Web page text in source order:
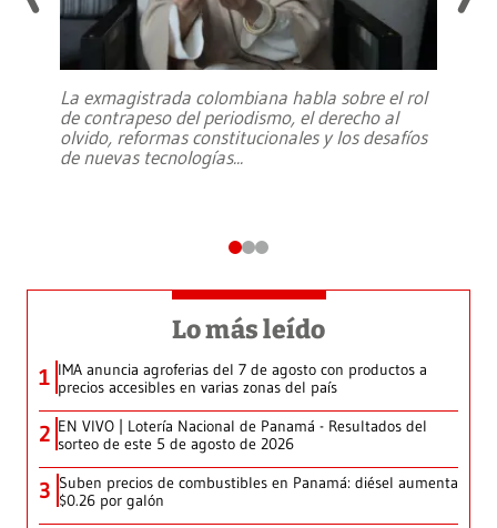
La exmagistrada colombiana habla sobre el rol
de contrapeso del periodismo, el derecho al
olvido, reformas constitucionales y los desafíos
de nuevas tecnologías...
Lo más leído
1 IMA anuncia agroferias del 7 de agosto con productos a
precios accesibles en varias zonas del país
2 EN VIVO | Lotería Nacional de Panamá - Resultados del
sorteo de este 5 de agosto de 2026
3 Suben precios de combustibles en Panamá: diésel aumenta
$0.26 por galón